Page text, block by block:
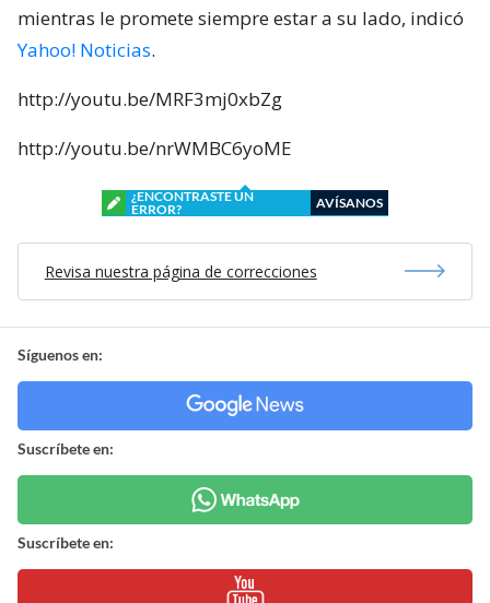
mientras le promete siempre estar a su lado, indicó
Yahoo! Noticias.
http://youtu.be/MRF3mj0xbZg
http://youtu.be/nrWMBC6yoME
¿ENCONTRASTE UN
ERROR?
AVÍSANOS
Revisa nuestra página de correcciones
Síguenos en:
Suscríbete en:
Suscríbete en: